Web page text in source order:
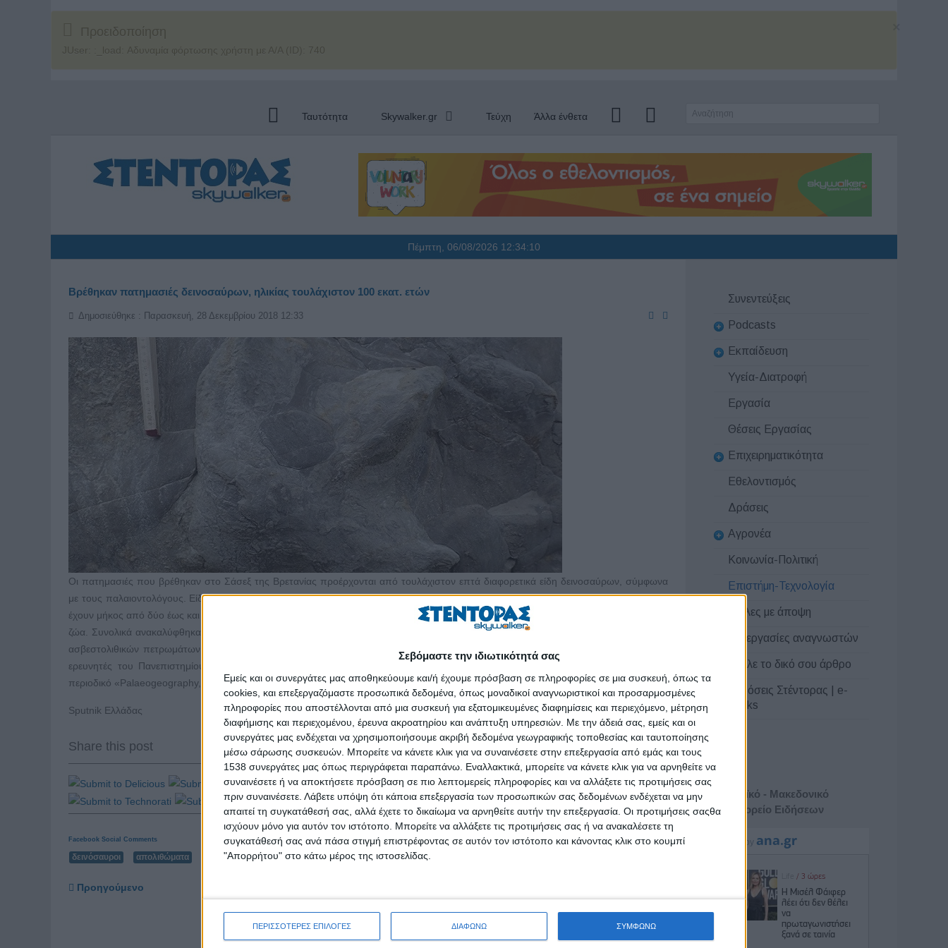
Σεβόμαστε την ιδιωτικότητά σας
Εμείς και οι συνεργάτες μας αποθηκεύουμε και/ή έχουμε πρόσβαση σε πληροφορίες σε μια συσκευή, όπως τα
cookies, και επεξεργαζόμαστε προσωπικά δεδομένα, όπως μοναδικοί αναγνωριστικοί και προσαρμοσμένες
πληροφορίες που αποστέλλονται από μια συσκευή για εξατομικευμένες διαφημίσεις και περιεχόμενο, μέτρηση
διαφήμισης και περιεχομένου, έρευνα ακροατηρίου και ανάπτυξη υπηρεσιών. Με την άδειά σας, εμείς και οι
συνεργάτες μας ενδέχεται να χρησιμοποιήσουμε ακριβή δεδομένα γεωγραφικής τοποθεσίας και ταυτοποίησης
μέσω σάρωσης συσκευών. Μπορείτε να κάνετε κλικ για να συναινέσετε στην επεξεργασία από εμάς και τους
1538 συνεργάτες μας όπως περιγράφεται παραπάνω. Εναλλακτικά, μπορείτε να κάνετε κλικ για να αρνηθείτε να
συναινέσετε ή να αποκτήσετε πρόσβαση σε πιο λεπτομερείς πληροφορίες και να αλλάξετε τις προτιμήσεις σας
πριν συναινέσετε. Λάβετε υπόψη ότι κάποια επεξεργασία των προσωπικών σας δεδομένων ενδέχεται να μην
απαιτεί τη συγκατάθεσή σας, αλλά έχετε το δικαίωμα να αρνηθείτε αυτήν την επεξεργασία. Οι προτιμήσεις σαςθα
ισχύουν μόνο για αυτόν τον ιστότοπο. Μπορείτε να αλλάξετε τις προτιμήσεις σας ή να ανακαλέσετε τη
συγκατάθεσή σας ανά πάσα στιγμή επιστρέφοντας σε αυτόν τον ιστότοπο και κάνοντας κλικ στο κουμπί
"Απορρήτου" στο κάτω μέρος της ιστοσελίδας.
ΠΕΡΙΣΣΟΤΕΡΕΣ ΕΠΙΛΟΓΕΣ ΔΙΑΦΩΝΩ ΣΥΜΦΩΝΩ
Προειδοποίηση
JUser: :_load: Αδυναμία φόρτωσης χρήστη με Α/Α (ID): 740
Ταυτότητα Skywalker.gr Τεύχη Άλλα ένθετα
Πέμπτη, 06/08/2026 12:34:10
Βρέθηκαν πατημασιές δεινοσαύρων, ηλικίας τουλάχιστον 100 εκατ. ετών
Δημοσιεύθηκε : Παρασκευή, 28 Δεκεμβρίου 2018 12:33
Οι πατημασιές που βρέθηκαν στο Σάσεξ της Βρετανίας προέρχονται από τουλάχιστον επτά διαφορετικά είδη δεινοσαύρων, σύμφωνα
με τους παλαιοντολόγους. Είδη όπως ο Ιγκουανόδων, ο Αγκυλόσαυρος και Στεγόσαυρος αποκαλύπτονται μέσα από πατημασιές που
έχουν μήκος από δύο έως και πάνω από 60 εκατοστά και είναι πολύ καλά διατηρημένες. Βρέθηκαν, επίσης, απολιθώματα από φυτά και
ζώα. Συνολικά ανακαλύφθηκαν 85
από την πρώιμη κρητιδική περίοδο, τα οποία ήρθαν στο φως μετά από κατάρρευση
ασβεστολιθικών πετρωμάτων λόγω κακοκαιρίας σε απόκρημνη παράκτια τοποθεσία του Χέιστινγκς. Στην ανακάλυψη προχώρησαν
ερευνητές του Πανεπιστημίου του Κέιμπριτζ, με επικεφαλής τον Άντονι Σιλίτο, και η σχετική δημοσίευση έγινε στο επιστημονικό
περιοδικό «Palaeogeography, Palaeoclimatology, Palaeoecology».
Sputnik Ελλάδας
Share this post
Facebook Social Comments
δεινόσαυροι απολιθώματα πετρώματα πατημασιές
Προηγούμενο
Συνεντεύξεις
Podcasts
Εκπαίδευση
Υγεία-Διατροφή
Εργασία
Θέσεις Εργασίας
Επιχειρηματικότητα
Εθελοντισμός
Δράσεις
Αγρονέα
Κοινωνία-Πολιτική
Επιστήμη-Τεχνολογία
Στήλες με άποψη
Συνεργασίες αναγνωστών
Στείλε το δικό σου άρθρο
Εκδόσεις Στέντορας | e-
books
Αθηναϊκό - Μακεδονικό
Πρακτορείο Ειδήσεων